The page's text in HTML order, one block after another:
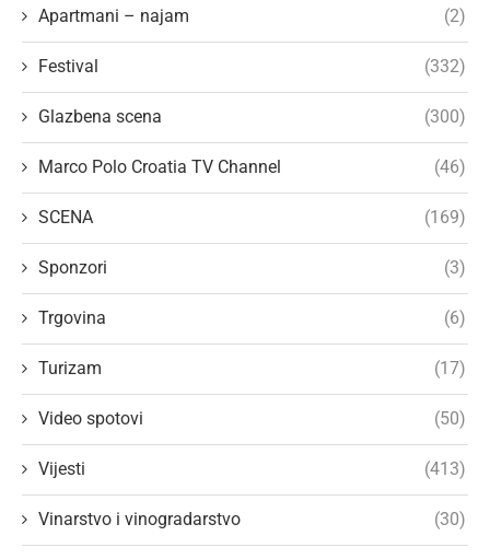
Apartmani – najam (2)
Festival (332)
Glazbena scena (300)
Marco Polo Croatia TV Channel (46)
SCENA (169)
Sponzori (3)
Trgovina (6)
Turizam (17)
Video spotovi (50)
Vijesti (413)
Vinarstvo i vinogradarstvo (30)